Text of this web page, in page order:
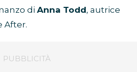
di Anna Todd, autrice
After.